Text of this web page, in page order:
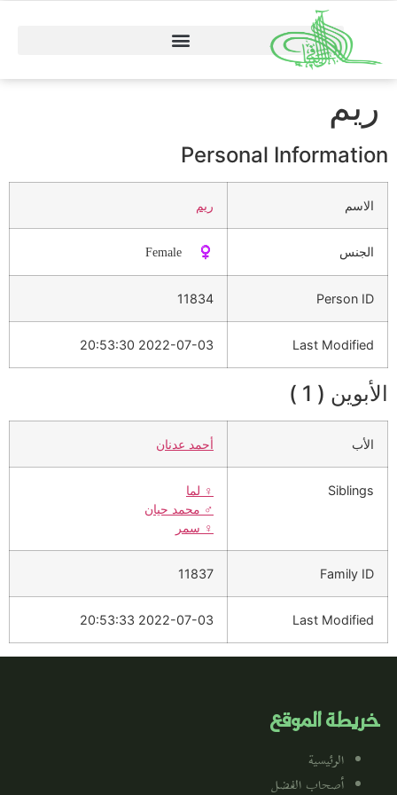
ريم
Personal Information
الاسم ريم
الجنس ♀️ Female
Person ID
11834
Last Modified
2022-07-03 20:53:30
الأبوين ( 1 )
الأب أحمد عدنان
Siblings
♀️ لما
♂️ محمد حيان
♀️ سمر
Family ID
11837
Last Modified
2022-07-03 20:53:33
خريطة الموقع
الرئيسية
أصحاب الفضل